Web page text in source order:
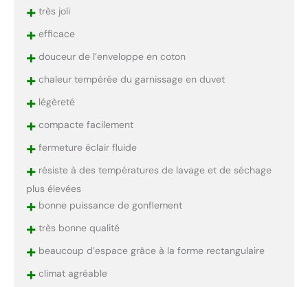
+très joli
+efficace
+douceur de l’enveloppe en coton
+chaleur tempérée du garnissage en duvet
+légèreté
+compacte facilement
+fermeture éclair fluide
+résiste à des températures de lavage et de séchage
plus élevées
+bonne puissance de gonflement
+très bonne qualité
+beaucoup d’espace grâce à la forme rectangulaire
+climat agréable